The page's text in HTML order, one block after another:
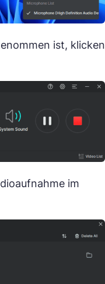
ist, klicken
im